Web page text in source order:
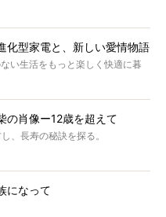
化型家電と、新しい愛情物語
い生活をもっと楽しく快適に暮
の肖像ー12歳を超えて
、長寿の秘訣を探る。
になって